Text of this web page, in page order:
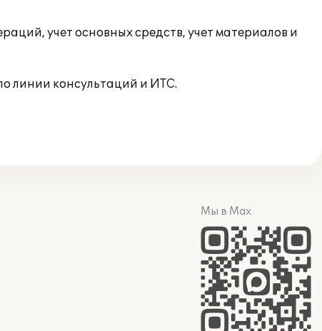
учет основных средств, учет материалов и
линии консультаций и ИТС.
Мы в Max